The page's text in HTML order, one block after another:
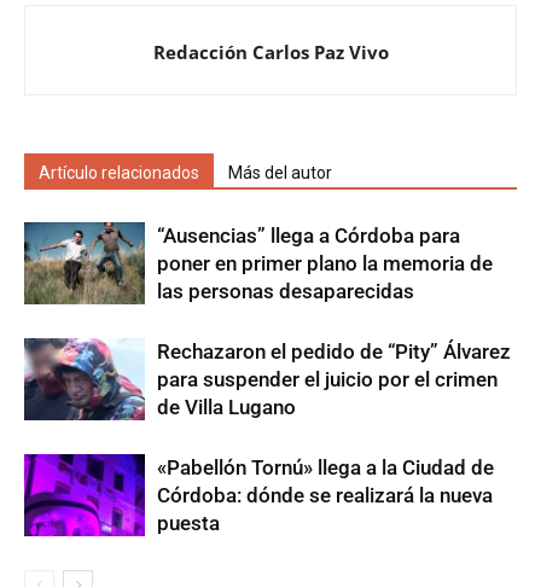
Redacción Carlos Paz Vivo
Artículo relacionados Más del autor
“Ausencias” llega a Córdoba para
poner en primer plano la memoria de
las personas desaparecidas
Rechazaron el pedido de “Pity” Álvarez
para suspender el juicio por el crimen
de Villa Lugano
«Pabellón Tornú» llega a la Ciudad de
Córdoba: dónde se realizará la nueva
puesta